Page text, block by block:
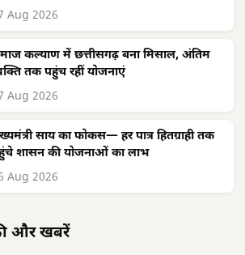
Aug 2026
कल्याण में छत्तीसगढ़ बना मिसाल, अंतिम
तक पहुंच रहीं योजनाएं
Aug 2026
साय का फोकस— हर पात्र हितग्राही तक
शासन की योजनाओं का लाभ
Aug 2026
और खबरें